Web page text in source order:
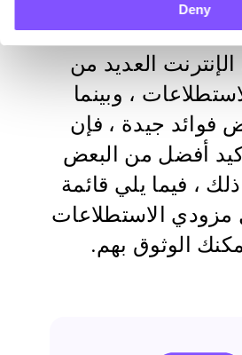
Deny
العديد من
، وبينما
فوائد جيدة ، فإن
أفضل من البعض
، فيما يلي قائمة
الاستطلاعات
الوثوق بهم.